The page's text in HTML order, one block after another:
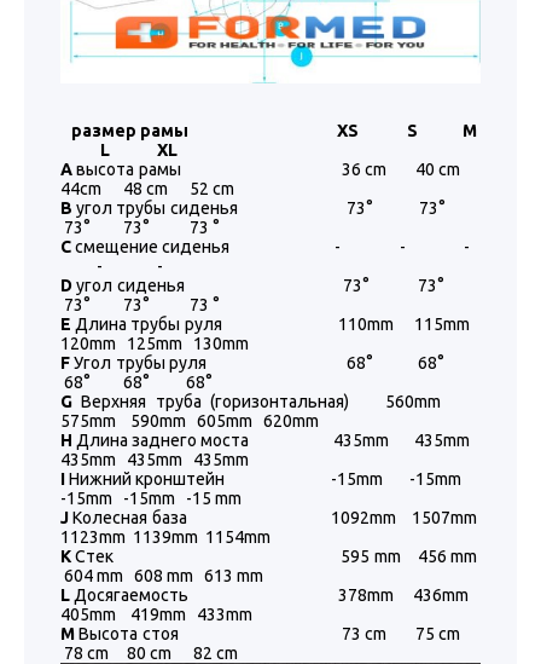
размер рамы XS S М
L XL
Aвысота рамы 36 cm 40 cm
44cm 48 cm 52 cm
B угол трубы сиденья 73° 73°
73° 73° 73 °
Cсмещение сиденья - - -
- -
D угол сиденья 73° 73°
73° 73° 73 °
E Длина трубы руля 110mm 115mm
120mm 125mm 130mm
FУгол трубы руля 68° 68°
68° 68° 68°
G Верхняя труба (горизонтальная) 560mm
575mm 590mm 605mm 620mm
H Длина заднего моста 435mm 435mm
435mm 435mm 435mm
IНижний кронштейн -15mm -15mm
-15mm -15mm -15 mm
JКолесная база 1092mm 1507mm
1123mm 1139mm 1154mm
KСтек 595 mm 456 mm
604 mm 608 mm 613 mm
L Досягаемость 378mm 436mm
405mm 419mm 433mm
МВысота стоя 73 cm 75 cm
78 cm 80 cm 82 cm